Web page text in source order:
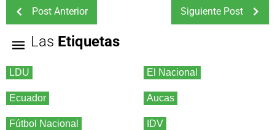
Post Anterior Siguiente Post
Las Etiquetas
LDU El Nacional
Ecuador Aucas
Fútbol Nacional IDV